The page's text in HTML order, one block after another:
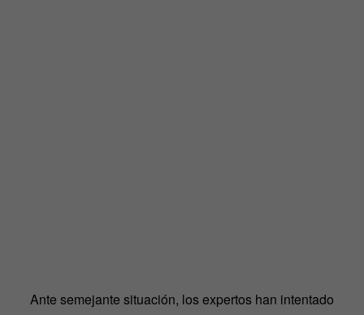
Ante semejante situación, los expertos han intentado